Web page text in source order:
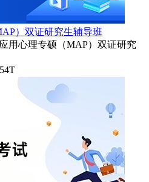
）双证研究生辅导班
用心理专硕（MAP）双证研究